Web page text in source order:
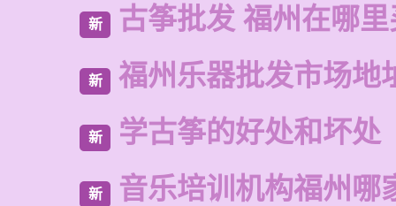
新 古筝批发 福州在哪
新 福州乐器批发市场地
新 学古筝的好处和坏处
新 音乐培训机构福州哪